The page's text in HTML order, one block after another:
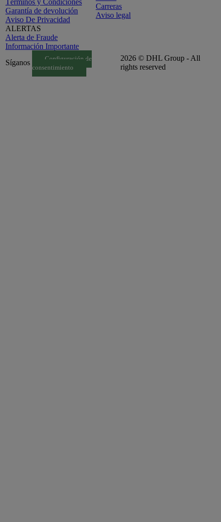
Términos y Condiciones
Garantía de devolución
Aviso De Privacidad
ALERTAS
Alerta de Fraude
Información Importante
Carreras
Aviso legal
Síganos
Configuración de
consentimiento
2026 © DHL Group - All
rights reserved